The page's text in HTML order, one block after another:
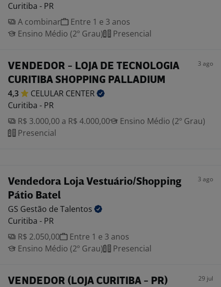
Curitiba - PR
A combinar
Entre 1 e 3 anos
Ensino Médio (2º Grau)
Presencial
VENDEDOR - LOJA DE TECNOLOGIA
CURITIBA SHOPPING PALLADIUM
3 ago
4,3 CELULAR CENTER
Curitiba - PR
R$ 3.000,00 a R$ 4.000,00
Ensino Médio (2º Grau)
Presencial
Vendedora Loja Vestuário/Shopping
Pátio Batel
3 ago
GS Gestão de Talentos
Curitiba - PR
R$ 2.050,00
Entre 1 e 3 anos
Ensino Médio (2º Grau)
Presencial
VENDEDOR (LOJA CURITIBA - PR) 29 jul